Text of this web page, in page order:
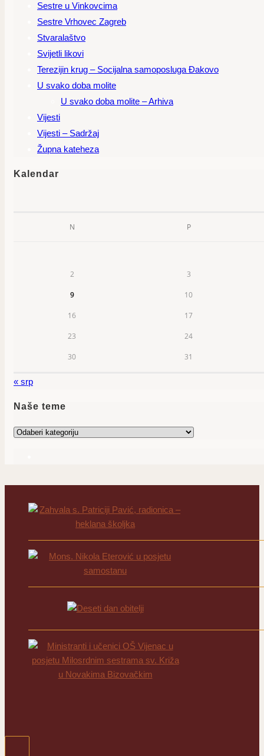
Sestre u Vinkovcima
Sestre Vrhovec Zagreb
Stvaralaštvo
Svijetli likovi
Terezijin krug – Socijalna samoposluga Đakovo
U svako doba molite
U svako doba molite – Arhiva
Vijesti
Vijesti – Sadržaj
Župna kateheza
Kalendar
N P
2 3
9 10
16 17
23 24
30 31
« srp
Naše teme